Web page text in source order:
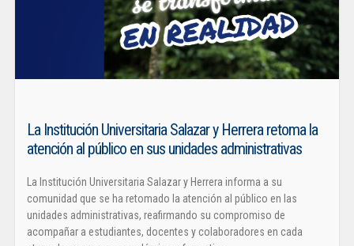
La Institución Universitaria Salazar y Herrera retoma la
atención al público en sus unidades administrativas
La Institución Universitaria Salazar y Herrera informa a su
comunidad que se ha retomado la atención al público en las
unidades administrativas, reafirmando su compromiso de
acompañar a estudiantes, docentes y colaboradores en cada